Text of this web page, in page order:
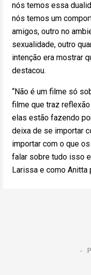
nós temos essa
nós temos um
amigos, outro no
sexualidade, outro
intenção era mostrar
destacou.
“Não é um filme só
filme que traz
elas estão fazendo
deixa de se importar
importar com o que
falar sobre tudo isso
Larissa e como Anitta